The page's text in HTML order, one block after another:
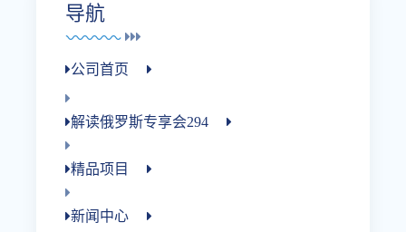
导航
公司首页
解读俄罗斯专享会294
精品项目
新闻中心